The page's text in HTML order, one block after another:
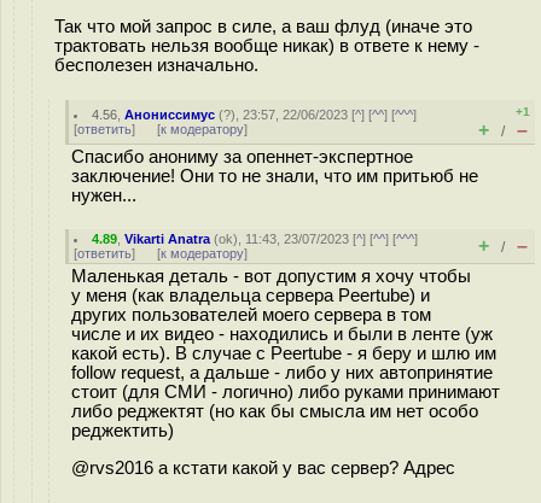
Так что мой запрос в силе, а ваш флуд (иначе это
трактовать нельзя вообще никак) в ответе к нему -
бесполезен изначально.
4.56 ,Анониссимус (?), 23:57, 22/06/2023 [^] [^^] [^^^]
[ответить] [к модератору]
+1
+ / –
Спасибо анониму за опеннет-экспертное
заключение! Они то не знали, что им притьюб не
нужен...
4.89 ,Vikarti Anatra (ok), 11:43, 23/07/2023 [^] [^^] [^^^]
[ответить] [к модератору] + / –
Маленькая деталь - вот допустим я хочу чтобы
у меня (как владельца сервера Peertube) и
других пользователей моего сервера в том
числе и их видео - находились и были в ленте (уж
какой есть). В случае с Peertube - я беру и шлю им
follow request, а дальше - либо у них автопринятие
стоит (для СМИ - логично) либо руками принимают
либо реджектят (но как бы смысла им нет особо
реджектить)
@rvs2016 а кстати какой у вас сервер? Адрес